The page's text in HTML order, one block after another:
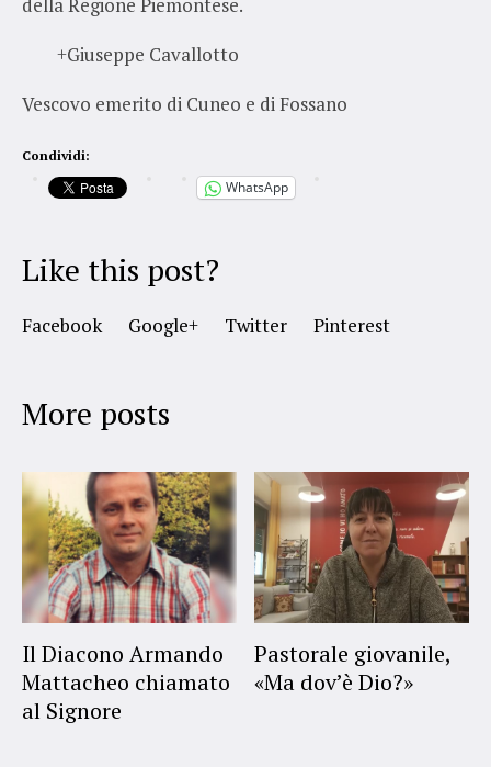
+Giuseppe Cavallotto
Vescovo emerito di Cuneo e di Fossano
Condividi:
WhatsApp
Like this post?
Facebook Google+ Twitter Pinterest
More posts
Il Diacono Armando
Mattacheo chiamato
al Signore
Pastorale giovanile,
«Ma dov’è Dio?»